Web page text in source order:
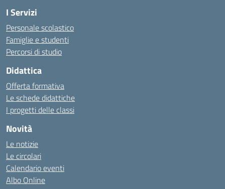
I Servizi
Personale scolastico
Famiglie e studenti
Percorsi di studio
Didattica
Offerta formativa
Le schede didattiche
I progetti delle classi
Novità
Le notizie
Le circolari
Calendario eventi
Albo Online